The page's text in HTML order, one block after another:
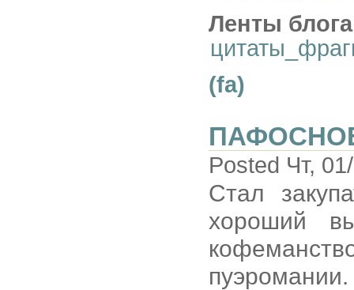
Ленты
(fa)
Posted Чт,
Стал
хороший